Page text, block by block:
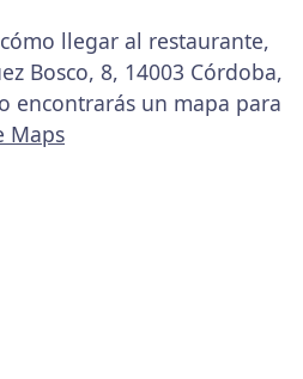
llegar al restaurante,
Bosco, 8, 14003 Córdoba,
encontrarás un mapa para
Maps